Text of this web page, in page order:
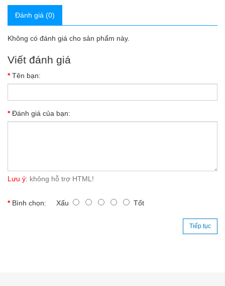
Đánh giá (0)
Không có đánh giá cho sản phẩm này.
Viết đánh giá
Tên bạn:
Đánh giá của bạn:
Lưu ý: không hỗ trợ HTML!
Bình chọn: Xấu Tốt
Tiếp tục